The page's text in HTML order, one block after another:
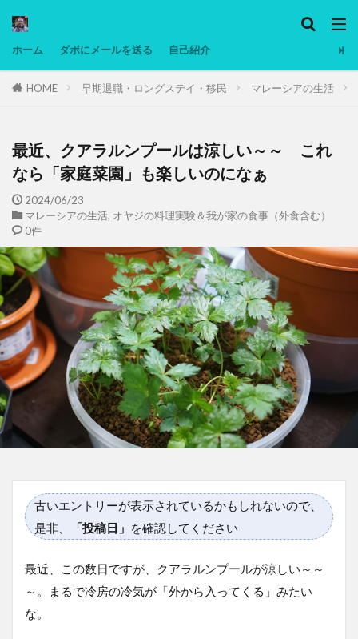
ホーム ダボにメールを送る 自己紹介
HOME 早期退職・ロングステイ・移民 マレーシアの生活
最近、クアラルンプールは涼しい～～ これ
なら「家庭菜園」も楽しいのになぁ
2024/06/23
マレーシアの生活, オヤジの料理実験＆我が家の食事（外食含む）
0件
古いエントリーが表示されているかもしれないので、
是非、
「投稿日」 を確認してください
最近、この数日ですが、クアラルンプールが涼しい～～
～。まるで冷房の冷気が「外から入ってくる」みたい
な。
タグ
マレーシア動画
ヨーグルト
低温調理・スロークッカー
低糖質ダイエット
備忘録